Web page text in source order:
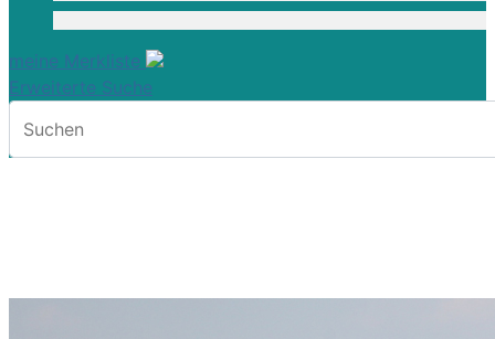
meine Merkliste
Erweiterte Suche